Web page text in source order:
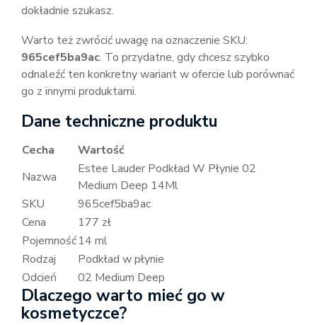
dokładnie szukasz.
Warto też zwrócić uwagę na oznaczenie SKU:
965cef5ba9ac. To przydatne, gdy chcesz szybko
odnaleźć ten konkretny wariant w ofercie lub porównać
go z innymi produktami.
Dane techniczne produktu
Cecha
Wartość
Nazwa
Estee Lauder Podkład W Płynie 02
Medium Deep 14Ml
SKU
965cef5ba9ac
Cena
177 zł
Pojemność14 ml
Rodzaj
Podkład w płynie
Odcień
02 Medium Deep
Dlaczego warto mieć go w
kosmetyczce?